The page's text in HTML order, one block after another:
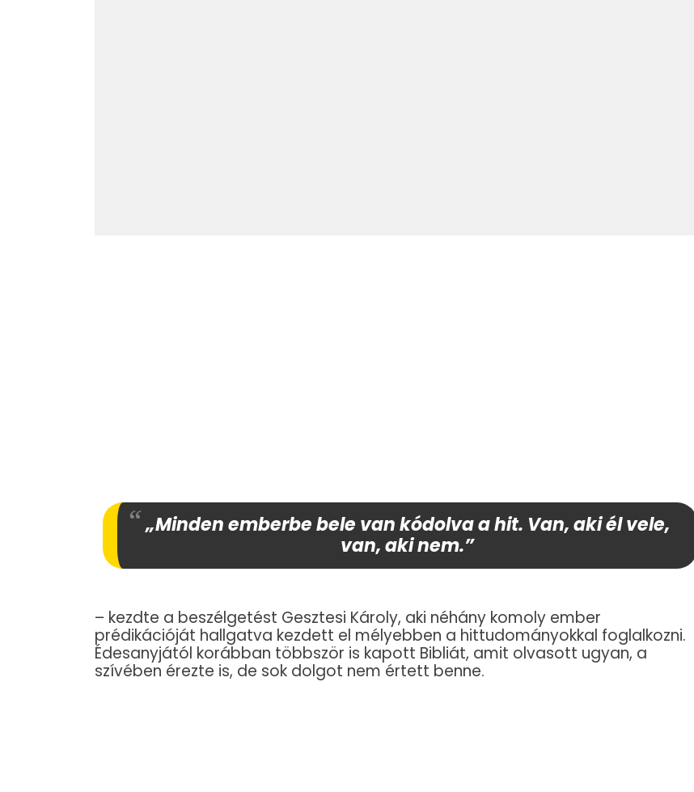
„Minden emberbe bele van kódolva a hit. Van, aki él vele,
van, aki nem.”
– kezdte a beszélgetést Gesztesi Károly, aki néhány komoly ember
prédikációját hallgatva kezdett el mélyebben a hittudományokkal foglalkozni.
Édesanyjától korábban többször is kapott Bibliát, amit olvasott ugyan, a
szívében érezte is, de sok dolgot nem értett benne.